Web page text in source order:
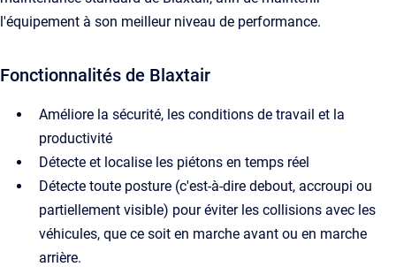
l'équipement à son meilleur niveau de performance.
Fonctionnalités de Blaxtair
Améliore la sécurité, les conditions de travail et la
productivité
Détecte et localise les piétons en temps réel
Détecte toute posture (c'est-à-dire debout, accroupi ou
partiellement visible) pour éviter les collisions avec les
véhicules, que ce soit en marche avant ou en marche
arrière.